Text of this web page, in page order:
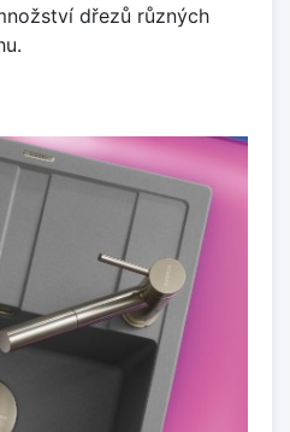
dřezů různých